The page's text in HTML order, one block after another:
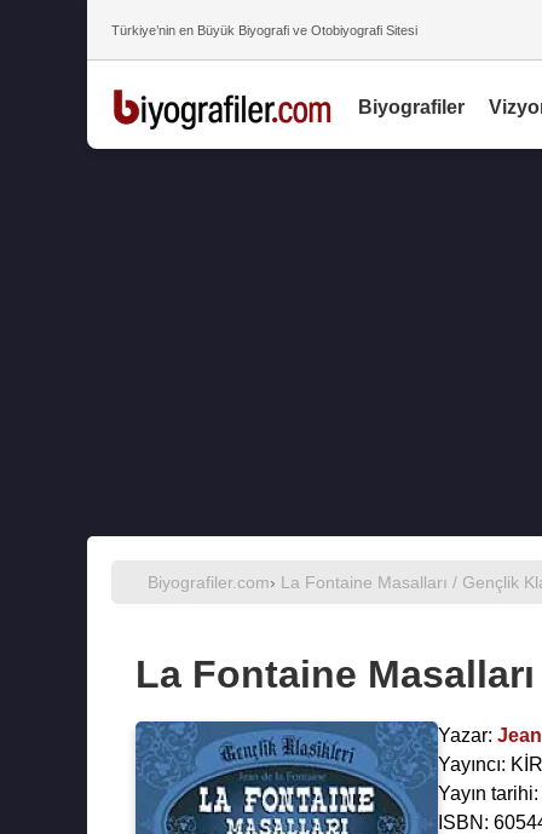
Türkiye’nin en Büyük Biyografi ve Otobiyografi Sitesi
Biyografiler
Biyografiler.com› La Fontaine Masalları / Gençlik
La Fontaine
Yazar:
Yayıncı:
Yayın
ISBN: